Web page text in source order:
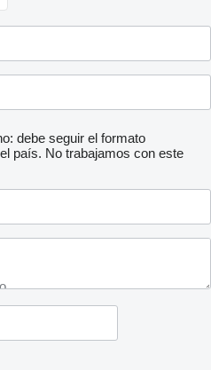
debe seguir el formato
país. No trabajamos con este